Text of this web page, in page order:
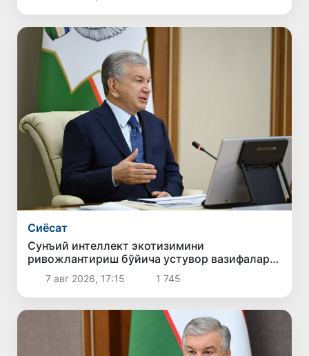
Сиёсат
Сунъий интеллект экотизимини
ривожлантириш бўйича устувор вазифалар
белгиланди
7 авг 2026, 17:15 1 745